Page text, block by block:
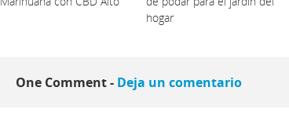
hogar
One Comment - Deja un comentario